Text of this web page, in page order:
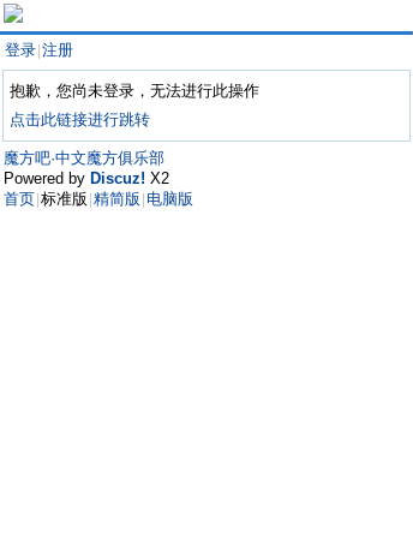
登录 注册
抱歉，您尚未登录，无法进行此操作
点击此链接进行跳转
魔方吧·中文魔方俱乐部
Powered by Discuz! X2
首页 标准版 精简版 电脑版